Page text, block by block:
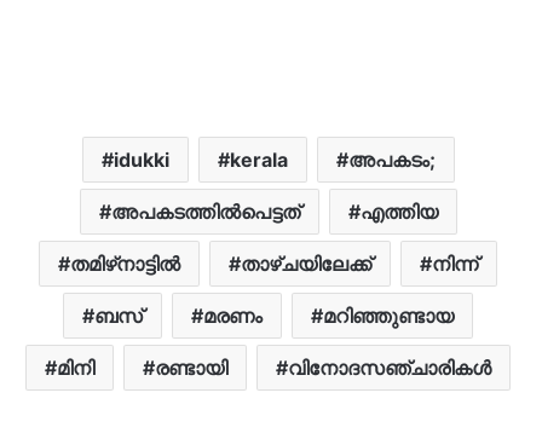
idukki kerala അപകടം;
അപകടത്തിൽപെട്ടത് എത്തിയ
തമിഴ്‌നാട്ടിൽ താഴ്ചയിലേക്ക് നിന്ന്
ബസ് മരണം മറിഞ്ഞുണ്ടായ
മിനി രണ്ടായി വിനോദസഞ്ചാരികൾ